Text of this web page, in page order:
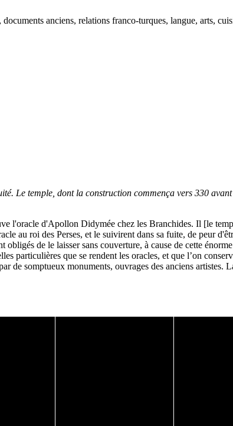
anciens, relations franco-turques, langue, arts,
Le temple, dont la construction commença vers 330
l'oracle d'Apollon Didymée chez les Branchides. Il [le
au roi des Perses, et le suivirent dans sa fuite, de peur
de le laisser sans couverture, à cause de cette
particulières que se rendent les oracles, et que l’on
de somptueux monuments, ouvrages des anciens